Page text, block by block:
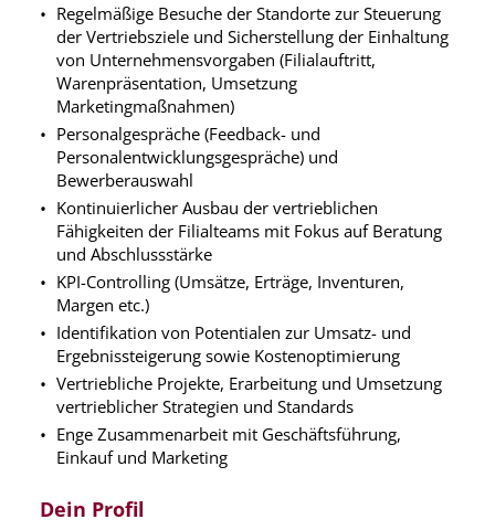
Regelmäßige Besuche der Standorte zur Steuerung
der Vertriebsziele und Sicherstellung der Einhaltung
von Unternehmensvorgaben (Filialauftritt,
Warenpräsentation, Umsetzung
Marketingmaßnahmen)
Personalgespräche (Feedback- und
Personalentwicklungsgespräche) und
Bewerberauswahl
Kontinuierlicher Ausbau der vertrieblichen
Fähigkeiten der Filialteams mit Fokus auf Beratung
und Abschlussstärke
KPI-Controlling (Umsätze, Erträge, Inventuren,
Margen etc.)
Identifikation von Potentialen zur Umsatz- und
Ergebnissteigerung sowie Kostenoptimierung
Vertriebliche Projekte, Erarbeitung und Umsetzung
vertrieblicher Strategien und Standards
Enge Zusammenarbeit mit Geschäftsführung,
Einkauf und Marketing
Dein Profil